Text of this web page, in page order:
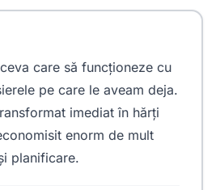
care să funcționeze cu
pe care le aveam deja.
imediat în hărți
enorm de mult
planificare.